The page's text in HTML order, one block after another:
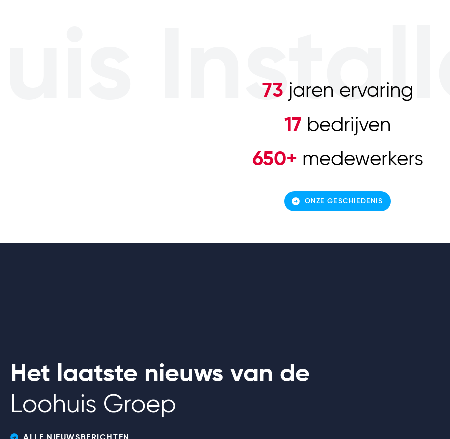
73 jaren ervaring
17 bedrijven
650+ medewerkers
ONZE GESCHIEDENIS
Het laatste nieuws van de
Loohuis Groep